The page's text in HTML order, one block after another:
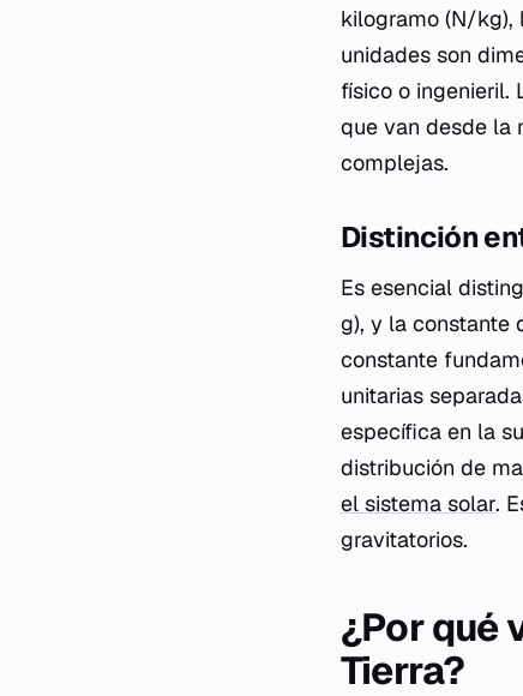
kilogramo (N/kg),
unidades son
físico o ingenieril.
que van desde la
complejas.
Distinción
Es esencial
g), y la constante
constante
unitarias
específica en la
distribución de
el sistema solar.
gravitatorios.
¿Por qué
Tierra?